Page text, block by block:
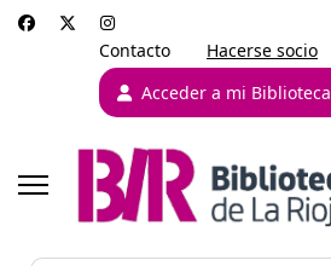
Contacto
Hacerse socio
Acceder a mi Biblioteca